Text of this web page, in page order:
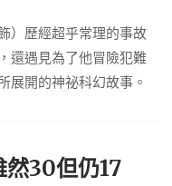
）歷經超乎常理的事故
還遇見為了他冒險犯難
展開的神祕科幻故事。
30但仍17